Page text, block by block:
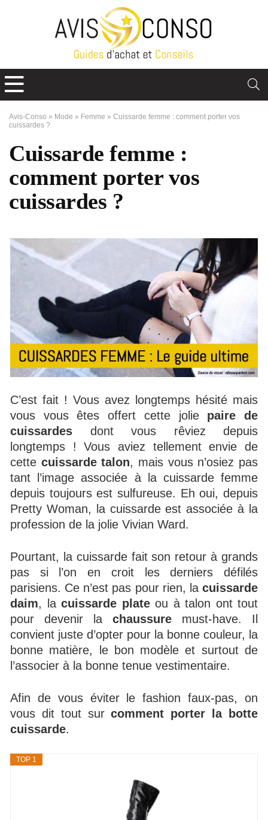
Avis-Conso » Mode » Femme » Cuissarde femme : comment porter vos
cuissardes ?
Cuissarde femme :
comment porter vos
cuissardes ?
C’est fait ! Vous avez longtemps hésité mais
vous vous êtes offert cette jolie paire de
cuissardes dont vous rêviez depuis
longtemps ! Vous aviez tellement envie de
cette cuissarde talon, mais vous n’osiez pas
tant l’image associée à la cuissarde femme
depuis toujours est sulfureuse. Eh oui, depuis
Pretty Woman, la cuissarde est associée à la
profession de la jolie Vivian Ward.
Pourtant, la cuissarde fait son retour à grands
pas si l’on en croit les derniers défilés
parisiens. Ce n’est pas pour rien, la cuissarde
daim, la cuissarde plateou à talon ont tout
pour devenir la chaussure must-have. Il
convient juste d’opter pour la bonne couleur, la
bonne matière, le bon modèle et surtout de
l’associer à la bonne tenue vestimentaire.
Afin de vous éviter le fashion faux-pas, on
vous dit tout surcomment porter la botte
cuissarde.
TOP 1